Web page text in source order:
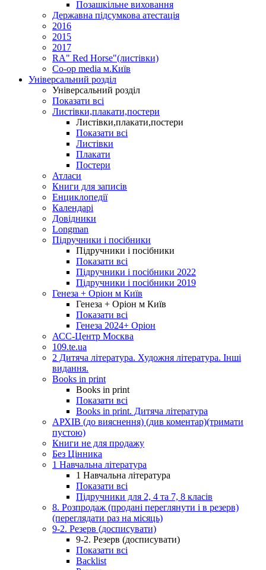
Позашкільне виховання
Державна підсумкова атестація
2016
2015
2017
RA" Red Horse"(листівки)
Co-op media м.Київ
Універсальний розділ
Універсальний розділ
Показати всі
Листівки,плакати,постери
Листівки,плакати,постери
Показати всі
Листівки
Плакати
Постери
Атласи
Книги для записів
Енциклопедії
Календарі
Довідники
Longman
Підручники і посібники
Підручники і посібники
Показати всі
Підручники і посібники 2022
Підручники і посібники 2019
Генеза + Оріон м Київ
Генеза + Оріон м Київ
Показати всі
Генеза 2024+ Оріон
АСС-Центр Москва
109.te.ua
2 Дитяча література. Художня література. Інші
видання.
Books in print
Books in print
Показати всі
Books in print. Дитяча література
АРХІВ (до вияснення) (див коментар)(тримати
пустою)
Книги не для продажу
Без Цінника
1 Навчальна література
1 Навчальна література
Показати всі
Підручники для 2, 4 та 7, 8 класів
8. Розпродаж (продані переглянути і в резерв)
(переглядати раз на місяць)
9-2. Резерв (досписувати)
9-2. Резерв (досписувати)
Показати всі
Backlist